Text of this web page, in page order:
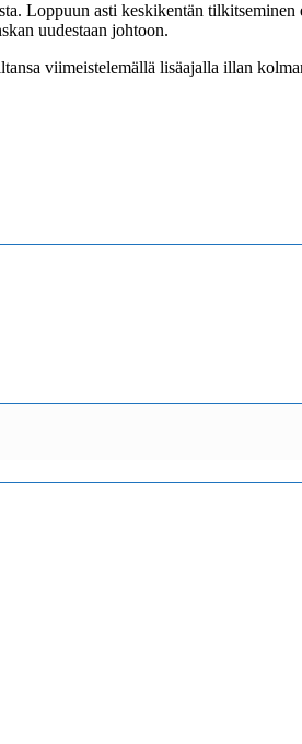
Loppuun asti keskikentän
uudestaan johtoon.
viimeistelemällä lisäajalla illan